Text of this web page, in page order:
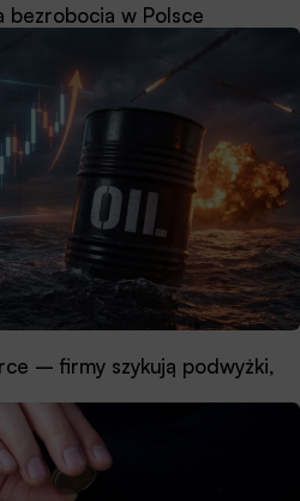
bezrobocia w Polsce
– firmy szykują podwyżki,